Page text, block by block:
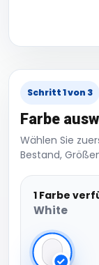
Schritt 1 von 3
Farbe
Wählen Sie
Bestand,
1 Farbe
White
White